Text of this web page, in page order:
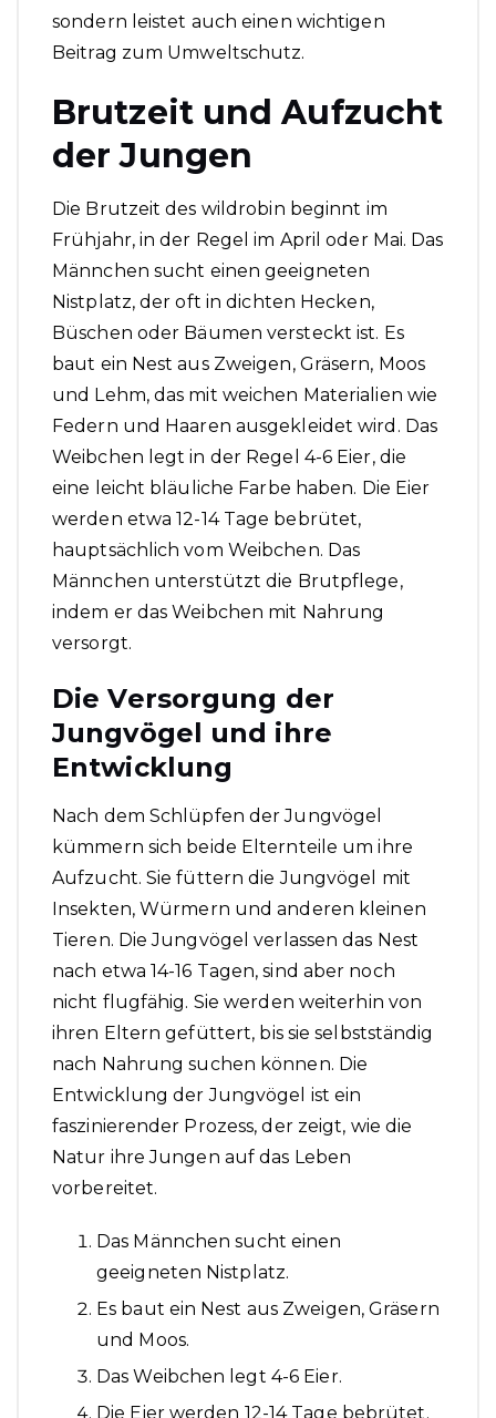
sondern leistet auch einen wichtigen
Beitrag zum Umweltschutz.
Brutzeit und Aufzucht
der Jungen
Die Brutzeit des wildrobin beginnt im
Frühjahr, in der Regel im April oder Mai. Das
Männchen sucht einen geeigneten
Nistplatz, der oft in dichten Hecken,
Büschen oder Bäumen versteckt ist. Es
baut ein Nest aus Zweigen, Gräsern, Moos
und Lehm, das mit weichen Materialien wie
Federn und Haaren ausgekleidet wird. Das
Weibchen legt in der Regel 4-6 Eier, die
eine leicht bläuliche Farbe haben. Die Eier
werden etwa 12-14 Tage bebrütet,
hauptsächlich vom Weibchen. Das
Männchen unterstützt die Brutpflege,
indem er das Weibchen mit Nahrung
versorgt.
Die Versorgung der
Jungvögel und ihre
Entwicklung
Nach dem Schlüpfen der Jungvögel
kümmern sich beide Elternteile um ihre
Aufzucht. Sie füttern die Jungvögel mit
Insekten, Würmern und anderen kleinen
Tieren. Die Jungvögel verlassen das Nest
nach etwa 14-16 Tagen, sind aber noch
nicht flugfähig. Sie werden weiterhin von
ihren Eltern gefüttert, bis sie selbstständig
nach Nahrung suchen können. Die
Entwicklung der Jungvögel ist ein
faszinierender Prozess, der zeigt, wie die
Natur ihre Jungen auf das Leben
vorbereitet.
Das Männchen sucht einen
geeigneten Nistplatz.
Es baut ein Nest aus Zweigen, Gräsern
und Moos.
Das Weibchen legt 4-6 Eier.
Die Eier werden 12-14 Tage bebrütet.